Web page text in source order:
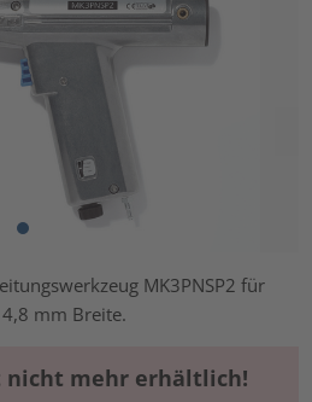
MK3PNSP2 für
mm Breite.
nicht mehr erhältlich!